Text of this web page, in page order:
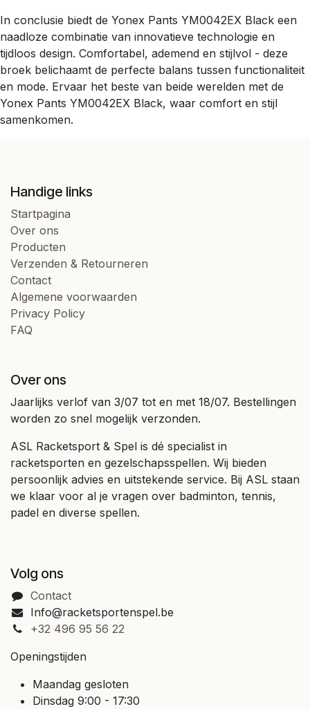
In conclusie biedt de Yonex Pants YM0042EX Black een
naadloze combinatie van innovatieve technologie en
tijdloos design. Comfortabel, ademend en stijlvol - deze
broek belichaamt de perfecte balans tussen functionaliteit
en mode. Ervaar het beste van beide werelden met de
Yonex Pants YM0042EX Black, waar comfort en stijl
samenkomen.
Handige links
Startpagina
Over ons
Producten
Verzenden & Retourneren
Contact
Algemene voorwaarden
Privacy Policy
FAQ
Over ons
Jaarlijks verlof van 3/07 tot en met 18/07. Bestellingen
worden zo snel mogelijk verzonden.
ASL Racketsport & Spel is dé specialist in
racketsporten en gezelschapsspellen. Wij bieden
persoonlijk advies en uitstekende service. Bij ASL staan
we klaar voor al je vragen over badminton, tennis,
padel en diverse spellen.
Volg ons
Contact
Info@racketsportenspel.be
+32 496 95 56 22
Openingstijden
Maandag gesloten
Dinsdag 9:00 - 17:30